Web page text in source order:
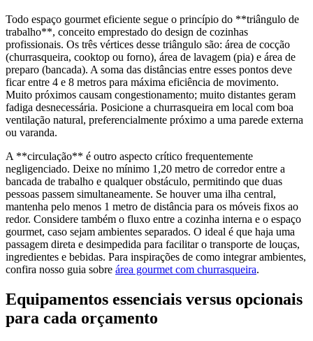
Todo espaço gourmet eficiente segue o princípio do **triângulo de
trabalho**, conceito emprestado do design de cozinhas
profissionais. Os três vértices desse triângulo são: área de cocção
(churrasqueira, cooktop ou forno), área de lavagem (pia) e área de
preparo (bancada). A soma das distâncias entre esses pontos deve
ficar entre 4 e 8 metros para máxima eficiência de movimento.
Muito próximos causam congestionamento; muito distantes geram
fadiga desnecessária. Posicione a churrasqueira em local com boa
ventilação natural, preferencialmente próximo a uma parede externa
ou varanda.
A **circulação** é outro aspecto crítico frequentemente
negligenciado. Deixe no mínimo 1,20 metro de corredor entre a
bancada de trabalho e qualquer obstáculo, permitindo que duas
pessoas passem simultaneamente. Se houver uma ilha central,
mantenha pelo menos 1 metro de distância para os móveis fixos ao
redor. Considere também o fluxo entre a cozinha interna e o espaço
gourmet, caso sejam ambientes separados. O ideal é que haja uma
passagem direta e desimpedida para facilitar o transporte de louças,
ingredientes e bebidas. Para inspirações de como integrar ambientes,
confira nosso guia sobre área gourmet com churrasqueira.
Equipamentos essenciais versus opcionais
para cada orçamento